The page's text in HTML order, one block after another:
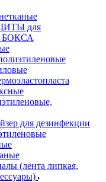
для
для дезинфекции
(лента липкая,